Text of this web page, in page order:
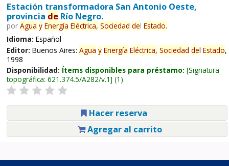
Estación transformadora San Antonio Oeste,
provincia deRío Negro.
por Agua y Energía Eléctrica, Sociedad del Estado.
Idioma: Español
Editor: Buenos Aires: Agua y Energía Eléctrica, Sociedad del Estado,
1998
Disponibilidad: Ítems disponibles para préstamo: Signatura
topográfica: 621.374.5/A282/v.1 (1).
Hacer reserva
Agregar al carrito